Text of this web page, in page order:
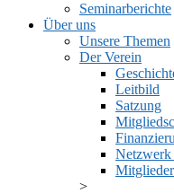
Seminarberichte
Über uns
Unsere Themen
Der Verein
Leitbild
Satzung
Netzwerk